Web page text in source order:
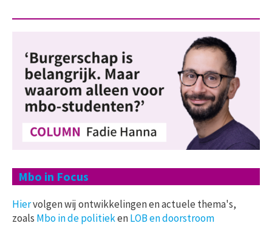
Mbo in Focus
Hiervolgen wij ontwikkelingen en actuele thema's,
zoals Mbo in de politiekenLOB en doorstroom